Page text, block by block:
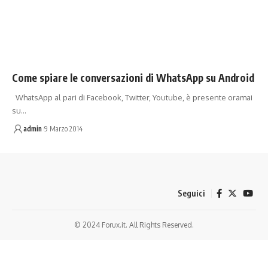
Come spiare le conversazioni di WhatsApp su Android
WhatsApp al pari di Facebook, Twitter, Youtube, è presente oramai
su…
admin 9 Marzo 2014
Seguici
© 2024 Forux.it. All Rights Reserved.